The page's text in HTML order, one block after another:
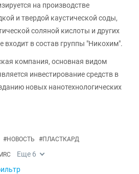
на производстве
и твердой каустической соды,
соляной кислоты и других
входит в состав группы "Никохим".
компания, основная видом
инвестирование средств в
новых нанотехнологических
#НОВОСТЬ #ПЛАСТКАРД
Еще 6